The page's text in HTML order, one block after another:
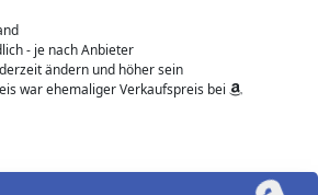
- je nach Anbieter
ändern und höher sein
war ehemaliger Verkaufspreis bei